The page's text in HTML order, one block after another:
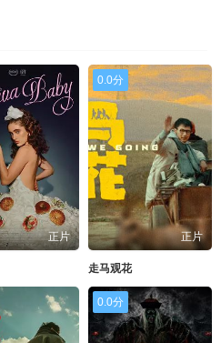
正片
0.0分
正片
走马观花
0.0分